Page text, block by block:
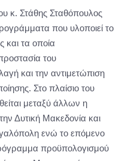
κ. Στάθης Σταθόπουλος
που υλοποιεί το
και τα οποία
του
και την αντιμετώπιση
Στο πλαίσιο του
μεταξύ άλλων η
Δυτική Μακεδονία και
ενώ το επόμενο
προϋπολογισμού